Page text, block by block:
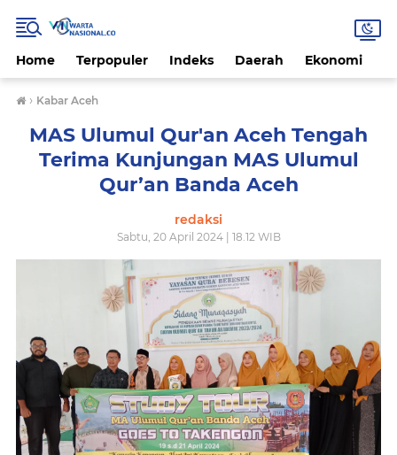
Home Terpopuler Indeks Daerah Ekonomi
› Kabar Aceh
MAS Ulumul Qur'an Aceh Tengah
Terima Kunjungan MAS Ulumul
Qur’an Banda Aceh
redaksi
Sabtu, 20 April 2024 | 18.12 WIB